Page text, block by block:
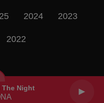
The Night
2024 2023
2022